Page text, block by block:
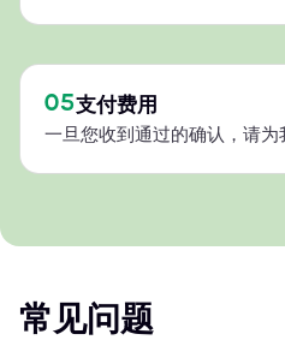
05支付费用
一旦您收到通过的确认，请为
常见问题